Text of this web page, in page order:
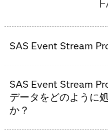
SAS Event Stream
ーミング分析ソリュー
らストリーミングデー
それに基づいて行動す
ドリブンな意思決定を
SAS Event Stream
データをどのように
か？